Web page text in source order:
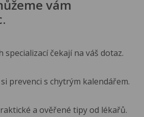
vám
specializací čekají na váš dotaz.
prevenci s chytrým kalendářem.
a ověřené tipy od lékařů.